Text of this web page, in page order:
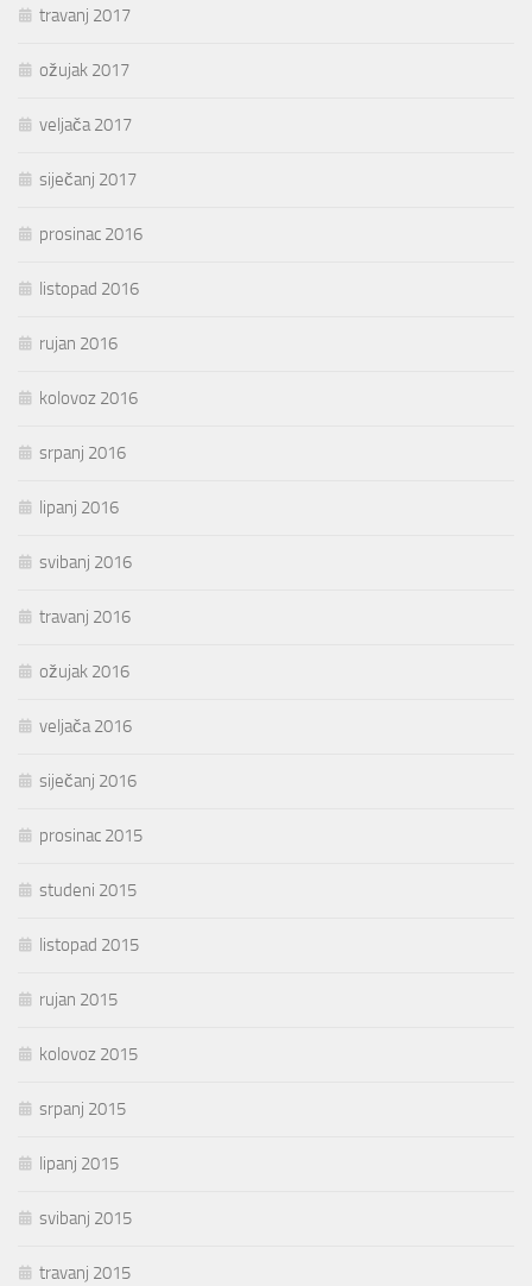
travanj 2017
ožujak 2017
veljača 2017
siječanj 2017
prosinac 2016
listopad 2016
rujan 2016
kolovoz 2016
srpanj 2016
lipanj 2016
svibanj 2016
travanj 2016
ožujak 2016
veljača 2016
siječanj 2016
prosinac 2015
studeni 2015
listopad 2015
rujan 2015
kolovoz 2015
srpanj 2015
lipanj 2015
svibanj 2015
travanj 2015